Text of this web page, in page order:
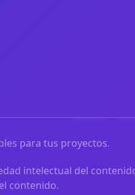
para tus proyectos.
intelectual del
contenido.